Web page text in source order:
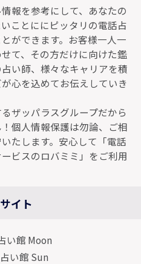
報を参考にして、あなたの
ことににピッタリの電話占
ができます。お客様一人一
て、その方だけに向けた鑑
い師、様々なキャリアを積
心を込めてお伝えしていき
ザッパラスグループだから
個人情報保護は勿論、ご相
たします。安心して「電話
ビスのロバミミ」をご利用
イト
い館 Moon
い館 Sun